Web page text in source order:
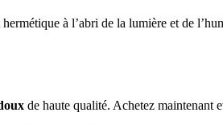
à l’abri de la lumière et de
de haute qualité. Achetez maintenant